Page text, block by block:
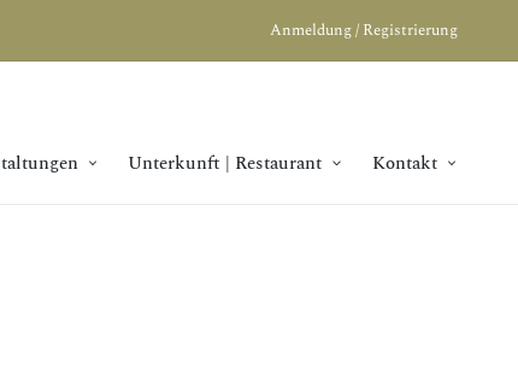
Anmeldung / Registrierung
Unterkunft | Restaurant Kontakt